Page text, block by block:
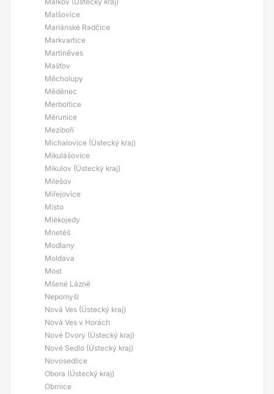
Malšovice
Mariánské Radčice
Markvartice
Martiněves
Mašťov
Měcholupy
Měděnec
Merboltice
Měrunice
Meziboří
Michalovice (Ústecký kraj)
Mikulášovice
Mikulov (Ústecký kraj)
Milešov
Miřejovice
Místo
Mlékojedy
Mnetěš
Modlany
Moldava
Most
Mšené Lázně
Nepomyšl
Nová Ves (Ústecký kraj)
Nová Ves v Horách
Nové Dvory (Ústecký kraj)
Nové Sedlo (Ústecký kraj)
Novosedlice
Obora (Ústecký kraj)
Obrnice